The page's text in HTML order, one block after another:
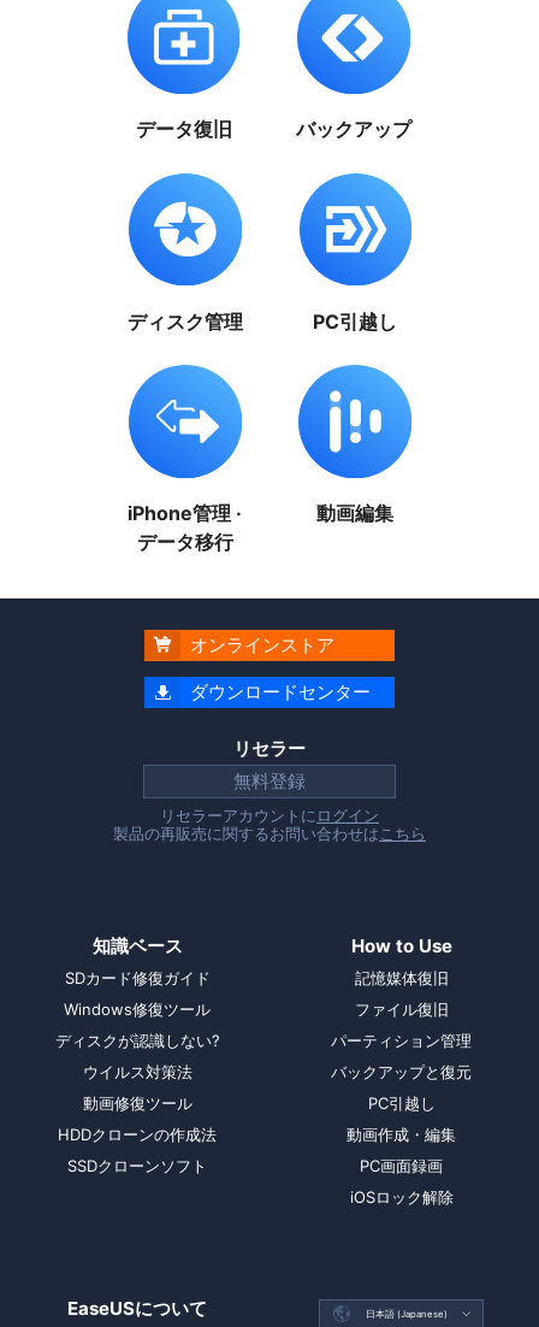
データ復旧 バックアップ
ディスク管理 PC引越し
iPhone管理 ·
データ移行
動画編集
 オンラインストア
 ダウンロードセンター
リセラー
無料登録
リセラーアカウントに ログイン
製品の再販売に関するお問い合わせは こちら
知識ベース
SDカード修復ガイド
Windows修復ツール
ディスクが認識しない?
ウイルス対策法
動画修復ツール
HDDクローンの作成法
SSDクローンソフト
How to Use
記憶媒体復旧
ファイル復旧
パーティション管理
バックアップと復元
PC引越し
動画作成・編集
PC画面録画
iOSロック解除
EaseUSについて  日本語 (Japanese) 